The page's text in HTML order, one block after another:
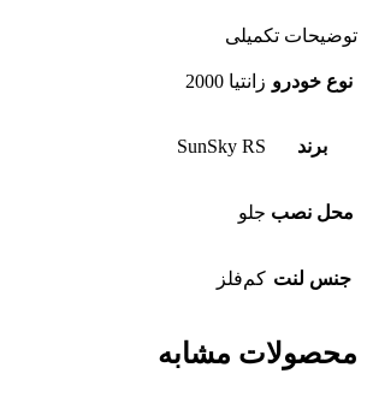
توضیحات تکمیلی
نوع خودرو زانتیا 2000
برند SunSky RS
محل نصب جلو
جنس لنت کم‌فلز
محصولات مشابه